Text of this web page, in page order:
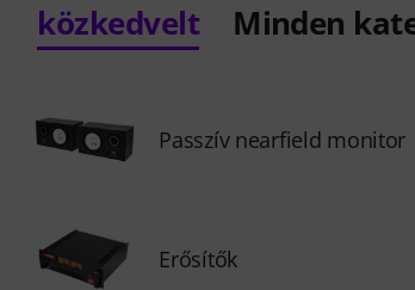
közkedvelt Minden
Passzív nearfield monitor
Erősítők